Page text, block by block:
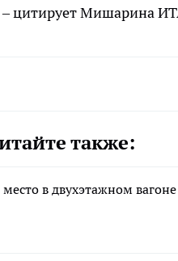
– цитирует Мишарина
также:
в двухэтажном